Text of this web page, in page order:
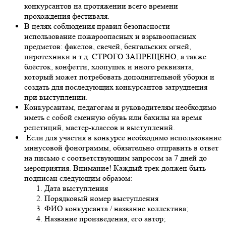
конкурсантов на протяжении всего времени
прохождения фестиваля.
В целях соблюдения правил безопасности
использование пожароопасных и взрывоопасных
предметов: факелов, свечей, бенгальских огней,
пиротехники и т.д. СТРОГО ЗАПРЕЩЕНО, а также
блёсток, конфетти, хлопушек и иного реквизита,
который может потребовать дополнительной уборки и
создать для последующих конкурсантов затруднения
при выступлении.
Конкурсантам, педагогам и руководителям необходимо
иметь с собой сменную обувь или бахилы на время
репетиций, мастер-классов и выступлений.
Если для участия в конкурсе необходимо использование
минусовой фонограммы, обязательно отправить в ответ
на письмо с соответствующим запросом за 7 дней до
мероприятия. Внимание! Каждый трек должен быть
подписан следующим образом:
Дата выступления
Порядковый номер выступления
ФИО конкурсанта / название коллектива;
Название произведения, его автор;